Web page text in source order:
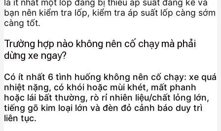
là ít nhất một lốp đang bị thiếu áp suất đáng kể và
bạn nên kiểm tra lốp, kiểm tra áp suất lốp càng sớm
càng tốt.
Trường hợp nào không nên cố chạy mà phải
dừng xe ngay?
Có ít nhất 6 tình huống không nên cố chạy: xe quá
nhiệt nặng, có khói hoặc mùi khét, mất phanh
hoặc lái bất thường, rò rỉ nhiên liệu/chất lỏng lớn,
tiếng gõ kim loại lớn và đèn đỏ cảnh báo duy trì
liên tục.